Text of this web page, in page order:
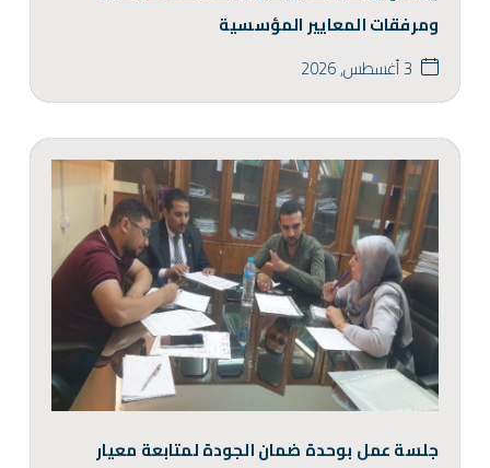
ومرفقات المعايير المؤسسية
3 أغسطس, 2026
جلسة عمل بوحدة ضمان الجودة لمتابعة معيار